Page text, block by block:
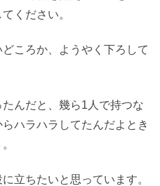
ください。
ころか、ようやく下ろして
んだと、幾ら1人で持つな
ハラハラしてたんだよとき
立ちたいと思っています。